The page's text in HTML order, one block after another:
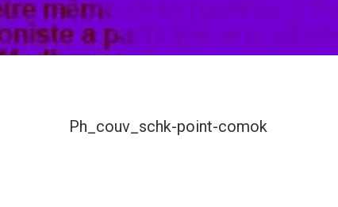
Ph_couv_schk-point-comok